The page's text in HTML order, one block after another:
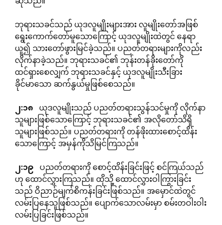
ဘုရားသခင်သည် ယုဒလူမျိုးများအား လူမျိုးတော်အဖြစ်
ရွေးကောက်တော်မူသောကြောင့် ယုဒလူမျိုးထဲတွင် နေရာ
ယူ၍ သားတော်ဖွားမြင်ခဲ့သည်။ ပညတ်တရားများကိုလည်း
လိုက်နာခဲ့သည်။ ဘုရားသခင်၏ ဘုန်းတန်ခိုးတော်ကို
ထင်ရှားစေလျှက် ဘုရားသခင်နှင့် ယုဒလူမျိုးသီးခြား
ခိုင်မာသော ဆက်နွယ်မှုဖြစ်စေသည်။
၂:၁၈ ယုဒလူမျိုးသည် ပညတ်တရားသွန်သင်မှုကို လိုက်နာ
သူများဖြစ်သောကြောင့် ဘုရားသခင်၏ အလိုတော်သိရှိ
သူများဖြစ်သည်။ ပညတ်တရားကို တန်ဖိုးထားစောင့်ထိန်း
သောကြောင့် အမှန်ကိုသိမြင်ကြသည်။
၂:၁၉ ပညတ်တရားကို စောင့်ထိန်းခြင်းဖြင့် စင်ကြယ်သည်
ဟု ထောင်လွှားကြသည်။ ထိုသို့ ထောင်လွှားဝါကြွားခြင်း
သည် ဝိညာဉ်မျက်စိကန်းခြင်းဖြစ်သည်။ အမှောင်ထဲတွင်
လမ်းပြနေသူဖြစ်သည်။ ပျောက်သောလမ်းမှာ စမ်းတဝါးဝါး
လမ်းပြခြင်းဖြစ်သည်။